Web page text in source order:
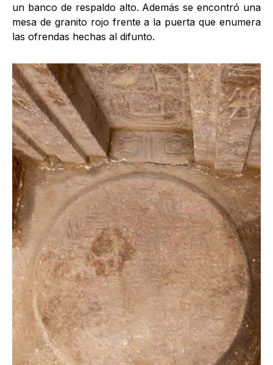
un banco de respaldo alto. Además se encontró una
mesa de granito rojo frente a la puerta que enumera
las ofrendas hechas al difunto.